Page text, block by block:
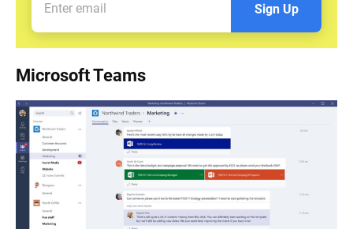
Sign Up
Microsoft Teams